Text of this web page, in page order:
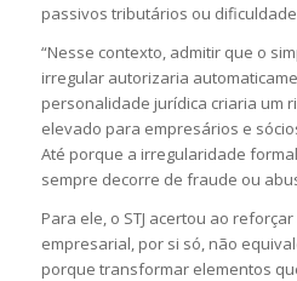
passivos tributários ou
“Nesse contexto, admitir que o
irregular autorizaria
personalidade jurídica criaria um
elevado para empresários e
Até porque a irregularidade
sempre decorre de fraude ou
Para ele, o STJ acertou ao
empresarial, por si só, não
porque transformar elementos